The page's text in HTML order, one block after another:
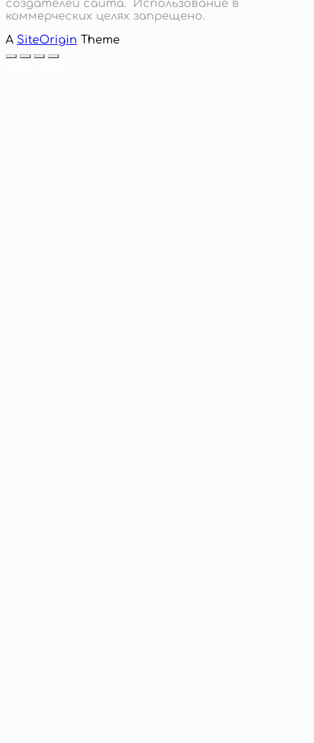
создателей сайта. Использование в
коммерческих целях запрещено.
A SiteOrigin Theme